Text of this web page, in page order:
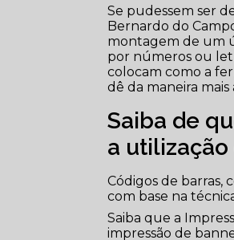
Se pudessem ser
Bernardo do
montagem de um
por números ou
colocam como a
dê da maneira mais
Saiba de
a utilização
Códigos de barras,
com base na
Saiba que a
impressão de